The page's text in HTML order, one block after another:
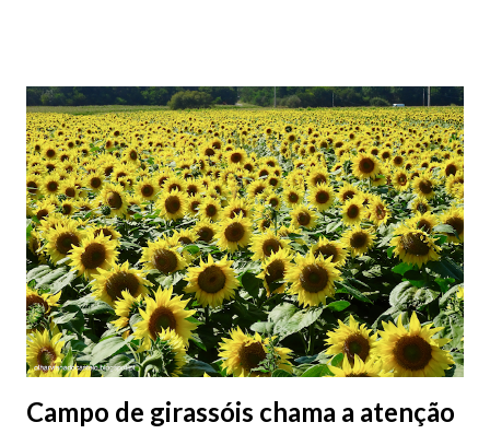
Campo de girassóis chama a atenção